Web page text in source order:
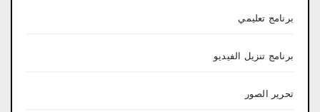
برنامج تعليمي
برنامج تنزيل الفيديو
تحرير الصور